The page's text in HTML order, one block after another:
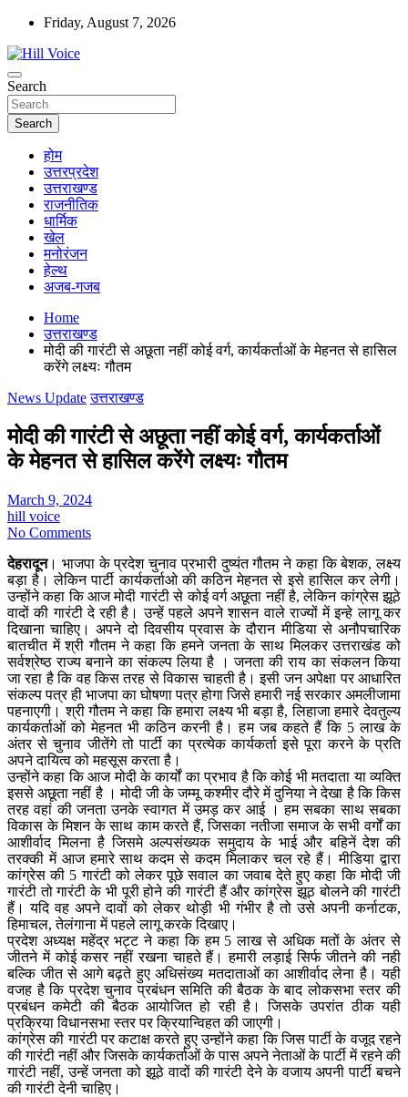
Skip
content
Friday, August 7, 2026
Hill Voice
न्यूज़ पोर्टल
Search
Search
होम
उत्तरप्रदेश
उत्तराखण्ड
राजनीतिक
धार्मिक
खेल
मनोरंजन
हेल्थ
अजब-गजब
Home
उत्तराखण्ड
मोदी की गारंटी से अछूता नहीं कोई वर्ग, कार्यकर्ताओं के मेहनत से हासिल
करेंगे लक्ष्यः गौतम
News Update उत्तराखण्ड
मोदी की गारंटी से अछूता नहीं कोई वर्ग, कार्यकर्ताओं
के मेहनत से हासिल करेंगे लक्ष्यः गौतम
March 9, 2024
hill voice
No Comments
देहरादून। भाजपा के प्रदेश चुनाव प्रभारी दुष्यंत गौतम ने कहा कि बेशक, लक्ष्य
बड़ा है। लेकिन पार्टी कार्यकर्ताओ की कठिन मेहनत से इसे हासिल कर लेगी।
उन्होंने कहा कि आज मोदी गारंटी से कोई वर्ग अछूता नहीं है, लेकिन कांग्रेस झूठे
वादों की गारंटी दे रही है। उन्हें पहले अपने शासन वाले राज्यों में इन्हे लागू कर
दिखाना चाहिए। अपने दो दिवसीय प्रवास के दौरान मीडिया से अनौपचारिक
बातचीत में श्री गौतम ने कहा कि हमने जनता के साथ मिलकर उत्तराखंड को
सर्वश्रेष्ठ राज्य बनाने का संकल्प लिया है । जनता की राय का संकलन किया
जा रहा है कि वह किस तरह से विकास चाहती है। इसी जन अपेक्षा पर आधारित
संकल्प पत्र ही भाजपा का घोषणा पत्र होगा जिसे हमारी नई सरकार अमलीजामा
पहनाएगी। श्री गौतम ने कहा कि हमारा लक्ष्य भी बड़ा है, लिहाजा हमारे देवतुल्य
कार्यकर्ताओं को मेहनत भी कठिन करनी है। हम जब कहते हैं कि 5 लाख के
अंतर से चुनाव जीतेंगे तो पार्टी का प्रत्येक कार्यकर्ता इसे पूरा करने के प्रति
अपने दायित्व को महसूस करता है।
उन्होंने कहा कि आज मोदी के कार्यों का प्रभाव है कि कोई भी मतदाता या व्यक्ति
इससे अछूता नहीं है । मोदी जी के जम्मू कश्मीर दौरे में दुनिया ने देखा है कि किस
तरह वहां की जनता उनके स्वागत में उमड़ कर आई । हम सबका साथ सबका
विकास के मिशन के साथ काम करते हैं, जिसका नतीजा समाज के सभी वर्गों का
आशीर्वाद मिलना है जिसमे अल्पसंख्यक समुदाय के भाई और बहिनें देश की
तरक्की में आज हमारे साथ कदम से कदम मिलाकर चल रहे हैं। मीडिया द्वारा
कांग्रेस की 5 गारंटी को लेकर पूछे सवाल का जवाब देते हुए कहा कि मोदी जी
गारंटी तो गारंटी के भी पूरी होने की गारंटी हैं और कांग्रेस झूठ बोलने की गारंटी
हैं। यदि वह अपने दावों को लेकर थोड़ी भी गंभीर है तो उसे अपनी कर्नाटक,
हिमाचल, तेलंगाना में पहले लागू करके दिखाए।
प्रदेश अध्यक्ष महेंद्र भट्ट ने कहा कि हम 5 लाख से अधिक मतों के अंतर से
जीतने में कोई कसर नहीं रखना चाहते हैं। हमारी लड़ाई सिर्फ जीतने की नही
बल्कि जीत से आगे बढ़ते हुए अधिसंख्य मतदाताओं का आशीर्वाद लेना है। यही
वजह है कि प्रदेश चुनाव प्रबंधन समिति की बैठक के बाद लोकसभा स्तर की
प्रबंधन कमेटी की बैठक आयोजित हो रही है। जिसके उपरांत ठीक यही
प्रक्रिया विधानसभा स्तर पर क्रियान्विहत की जाएगी।
कांग्रेस की गारंटी पर कटाक्ष करते हुए उन्होंने कहा कि जिस पार्टी के वजूद रहने
की गारंटी नहीं और जिसके कार्यकर्ताओं के पास अपने नेताओं के पार्टी में रहने की
गारंटी नहीं, उन्हें जनता को झूठे वादों की गारंटी देने के वजाय अपनी पार्टी बचने
की गारंटी देनी चाहिए।